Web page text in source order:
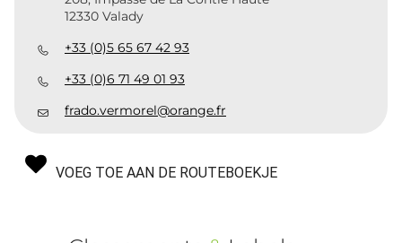
12330 Valady
+33 (0)5 65 67 42 93
+33 (0)6 71 49 01 93
frado.vermorel@orange.fr
VOEG TOE AAN DE ROUTEBOEKJE